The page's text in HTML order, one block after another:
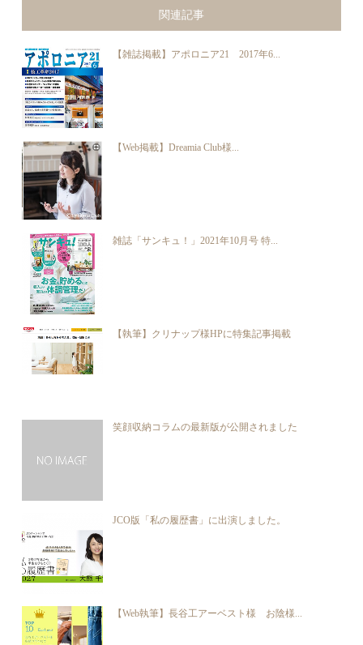
関連記事
【雑誌掲載】アポロニア21 2017年6...
【Web掲載】Dreamia Club様...
雑誌「サンキュ！」2021年10月号 特...
【執筆】クリナップ様HPに特集記事掲載
笑顔収納コラムの最新版が公開されました
JCO版「私の履歴書」に出演しました。
【Web執筆】長谷工アーベスト様 お陰様...